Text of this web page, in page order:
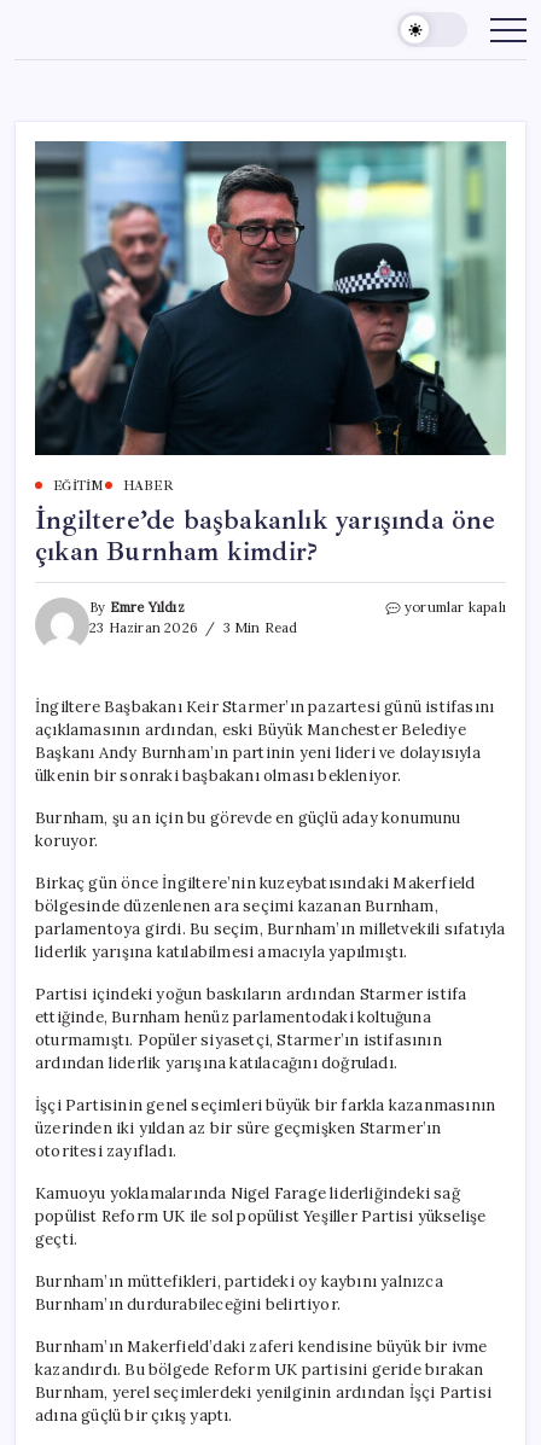
content
EĞITIM HABER
İngiltere’de başbakanlık yarışında öne
çıkan Burnham kimdir?
By Emre Yıldız
23 Haziran 2026
3 Min Read
İngiltere’de
Burnham
kimdir?
için
yorumlar kapalı
İngiltere Başbakanı Keir Starmer’ın pazartesi günü istifasını
açıklamasının ardından, eski Büyük Manchester Belediye
Başkanı Andy Burnham’ın partinin yeni lideri ve dolayısıyla
ülkenin bir sonraki başbakanı olması bekleniyor.
Burnham, şu an için bu görevde en güçlü aday konumunu
koruyor.
Birkaç gün önce İngiltere’nin kuzeybatısındaki Makerfield
bölgesinde düzenlenen ara seçimi kazanan Burnham,
parlamentoya girdi. Bu seçim, Burnham’ın milletvekili sıfatıyla
liderlik yarışına katılabilmesi amacıyla yapılmıştı.
Partisi içindeki yoğun baskıların ardından Starmer istifa
ettiğinde, Burnham henüz parlamentodaki koltuğuna
oturmamıştı. Popüler siyasetçi, Starmer’ın istifasının
ardından liderlik yarışına katılacağını doğruladı.
İşçi Partisinin genel seçimleri büyük bir farkla kazanmasının
üzerinden iki yıldan az bir süre geçmişken Starmer’ın
otoritesi zayıfladı.
Kamuoyu yoklamalarında Nigel Farage liderliğindeki sağ
popülist Reform UK ile sol popülist Yeşiller Partisi yükselişe
geçti.
Burnham’ın müttefikleri, partideki oy kaybını yalnızca
Burnham’ın durdurabileceğini belirtiyor.
Burnham’ın Makerfield’daki zaferi kendisine büyük bir ivme
kazandırdı. Bu bölgede Reform UK partisini geride bırakan
Burnham, yerel seçimlerdeki yenilginin ardından İşçi Partisi
adına güçlü bir çıkış yaptı.